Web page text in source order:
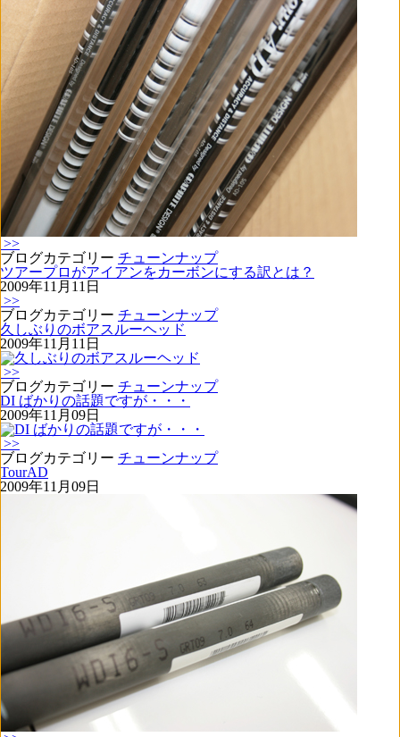
>>
ブログカテゴリー チューンナップ
ツアープロがアイアンをカーボンにする訳とは？
2009年11月11日
>>
ブログカテゴリー チューンナップ
久しぶりのボアスルーヘッド
2009年11月11日
>>
ブログカテゴリー チューンナップ
DI ばかりの話題ですが・・・
2009年11月09日
>>
ブログカテゴリー チューンナップ
TourAD
2009年11月09日